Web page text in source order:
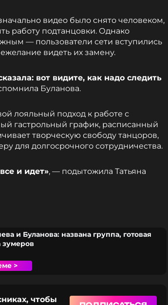
видео было снято человеком,
работу подтанцовки. Однако
— пользователи сети вступились
видеть их замену.
вот видите, как надо следить
Буланова.
лояльный подход к работе с
гастрольный график, расписанный
творческую свободу танцоров,
для долгосрочного сотрудничества.
и идет», — подытожила Татьяна
и Буланова: названа группа, готовая
зумеров
>
чтобы